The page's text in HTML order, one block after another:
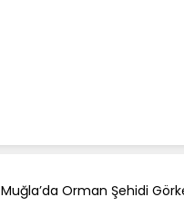
Muğla’da Orman Şehidi